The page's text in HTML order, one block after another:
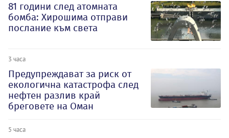
81 години след атомната
бомба: Хирошима отправи
послание към света
3 часа
Предупреждават за риск от
екологична катастрофа след
нефтен разлив край
бреговете на Оман
5 часа